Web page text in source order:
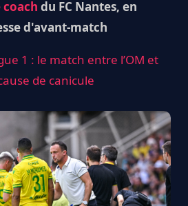
coach du FC Nantes, en
d'avant-match
1 : le match entre l’OM et
de canicule